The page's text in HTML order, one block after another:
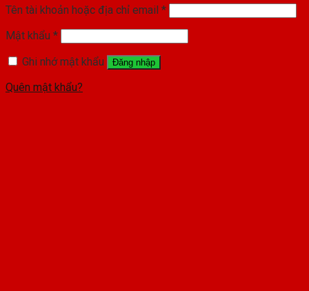
Tên tài khoản hoặc địa chỉ email *
Mật khẩu *
Ghi nhớ mật khẩu
Đăng nhập
Quên mật khẩu?